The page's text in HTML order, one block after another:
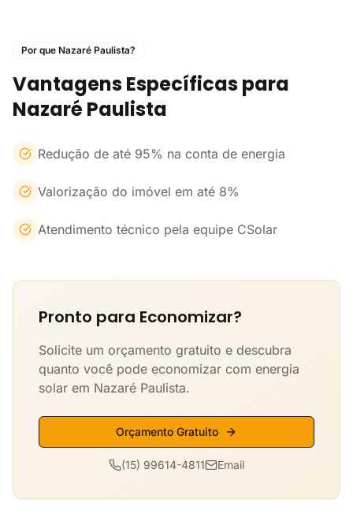
Por que Nazaré Paulista?
Vantagens Específicas para
Nazaré Paulista
Redução de até 95% na conta de energia
Valorização do imóvel em até 8%
Atendimento técnico pela equipe CSolar
Pronto para Economizar?
Solicite um orçamento gratuito e descubra
quanto você pode economizar com energia
solar em Nazaré Paulista.
Orçamento Gratuito
(15) 99614-4811 Email